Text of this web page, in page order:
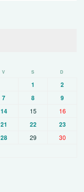
V S D
1
2
7 8
9
14 15 16
21 22 23
28 29 30